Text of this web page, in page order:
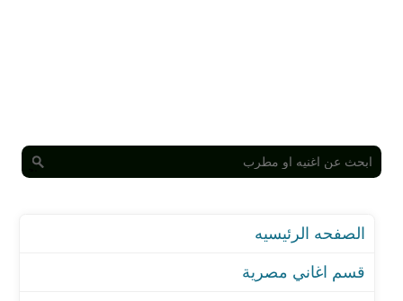
قسم اغاني مصرية
اغنية مصطفى الجن وهادى الصغير ...